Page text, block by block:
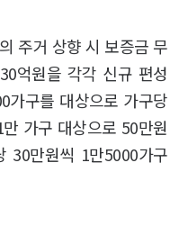
주거 상향 시 보증금 무
억원을 각각 신규 편성
가구를 대상으로 가구당
가구 대상으로 50만원
30만원씩 1만5000가구